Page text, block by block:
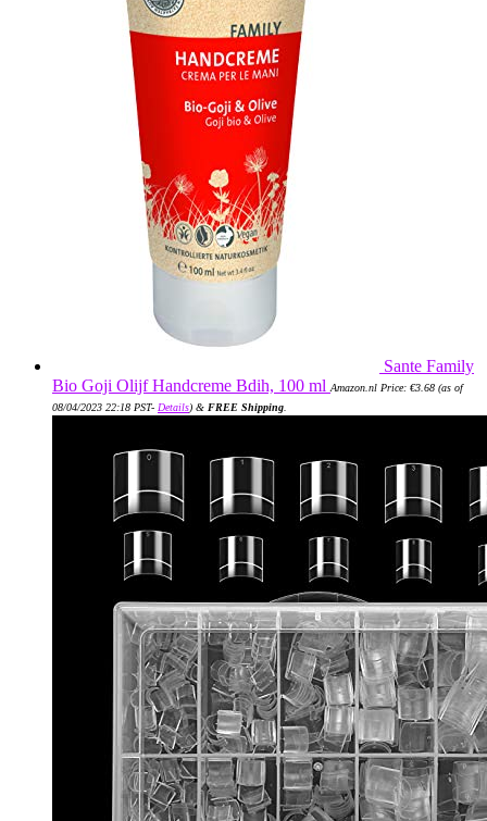
Sante Family
Bio Goji Olijf Handcreme Bdih, 100 ml Amazon.nl Price: €3.68 (as of
08/04/2023 22:18 PST- Details) & FREE Shipping